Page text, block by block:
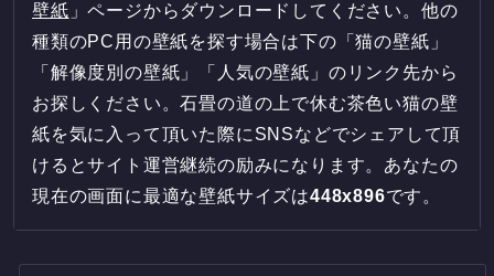
壁紙 」ページからダウンロードしてください。他の
種類のPC用の壁紙を探す場合は下の「猫の壁紙」
「解像度別の壁紙」「人気の壁紙」のリンク先から
お探しください。石畳の道の上で休む茶色い猫の壁
紙を気に入って頂いた際にSNSなどでシェアして頂
けるとサイト運営継続の励みになります。あなたの
現在の画面に最適な壁紙サイズは448x896です。